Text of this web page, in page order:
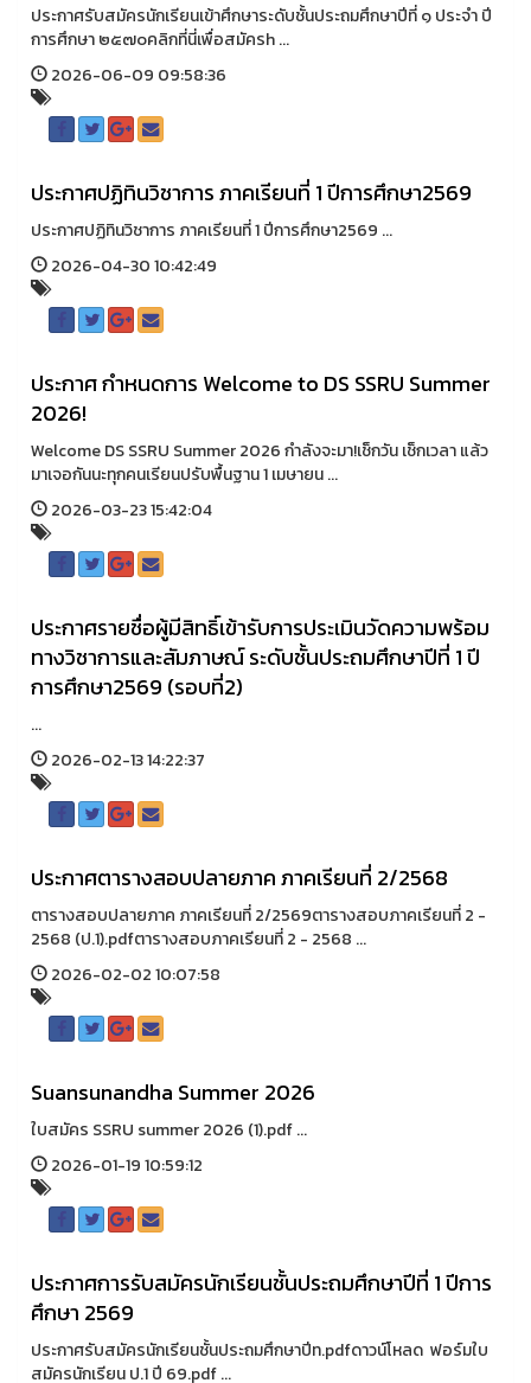
ประกาศรับสมัครนักเรียนเข้าศึกษาระดับชั้นประถมศึกษาปีที่ ๑ ประจำ ปี
การศึกษา ๒๕๗๐คลิกที่นี่เพื่อสมัครh ...
2026-06-09 09:58:36
ประกาศปฏิทินวิชาการ ภาคเรียนที่ 1 ปีการศึกษา2569
ประกาศปฏิทินวิชาการ ภาคเรียนที่ 1 ปีการศึกษา2569 ...
2026-04-30 10:42:49
ประกาศ กำหนดการ Welcome to DS SSRU Summer
2026!
Welcome DS SSRU Summer 2026 กำลังจะมา!เช็กวัน เช็กเวลา แล้ว
มาเจอกันนะทุกคนเรียนปรับพื้นฐาน 1 เมษายน ...
2026-03-23 15:42:04
ประกาศรายชื่อผู้มีสิทธิ์เข้ารับการประเมินวัดความพร้อม
ทางวิชาการและสัมภาษณ์ ระดับชั้นประถมศึกษาปีที่ 1 ปี
การศึกษา2569 (รอบที่2)
...
2026-02-13 14:22:37
ประกาศตารางสอบปลายภาค ภาคเรียนที่ 2/2568
ตารางสอบปลายภาค ภาคเรียนที่ 2/2569ตารางสอบภาคเรียนที่ 2 -
2568 (ป.1).pdfตารางสอบภาคเรียนที่ 2 - 2568 ...
2026-02-02 10:07:58
Suansunandha Summer 2026
ใบสมัคร SSRU summer 2026 (1).pdf ...
2026-01-19 10:59:12
ประกาศการรับสมัครนักเรียนชั้นประถมศึกษาปีที่ 1 ปีการ
ศึกษา 2569
ประกาศรับสมัครนักเรียนชั้นประถมศึกษาปีท.pdfดาวน์โหลด ฟอร์มใบ
สมัครนักเรียน ป.1 ปี 69.pdf ...